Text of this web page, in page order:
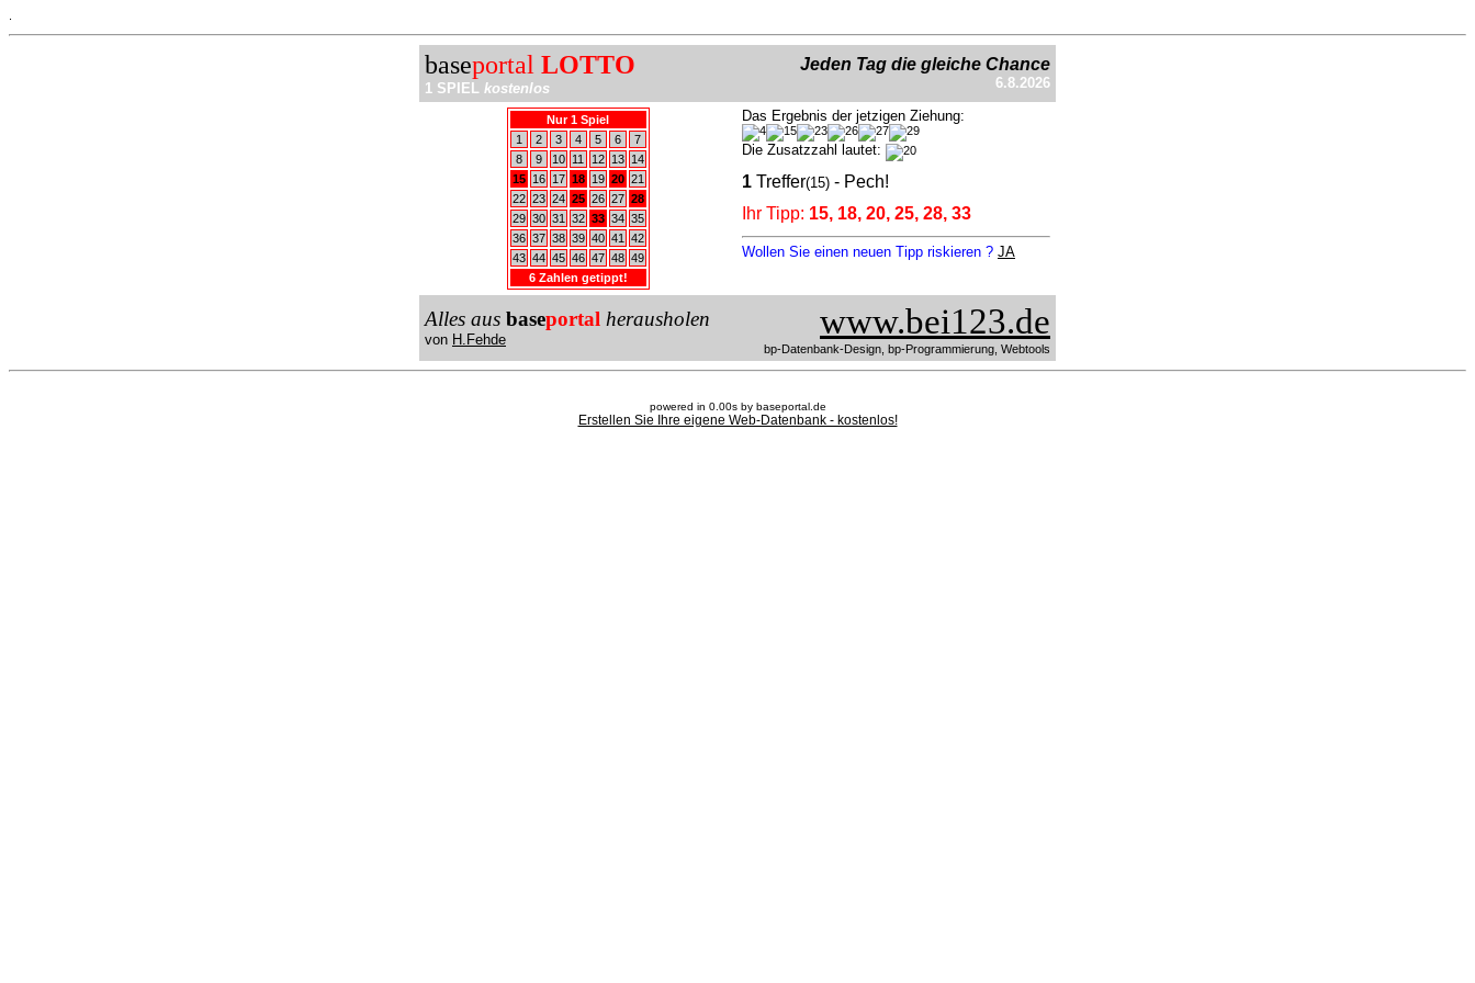
baseportal LOTTO
1 SPIEL kostenlos
Jeden Tag die gleiche Chance
6.8.2026
Nur 1 Spiel
1
2 3 4 5 6
7
8
9 10 11 12 13
14
15
16 17 18 19 20 21
22 23 24 25 26 27 28
29 30 31 32 33 34 35
36 37 38 39 40 41
42
43 44 45 46 47 48 49
6 Zahlen getippt!
Das Ergebnis der jetzigen Ziehung:
Die Zusatzzahl lautet:
1 Treffer(15) - Pech!
Ihr Tipp: 15, 18, 20, 25, 28, 33
Wollen Sie einen neuen Tipp riskieren ? JA
Alles aus baseportal herausholen
von H.Fehde www.bei123.de
bp-Datenbank-Design, bp-Programmierung, Webtools
powered in 0.00s by baseportal.de
Erstellen Sie Ihre eigene Web-Datenbank - kostenlos!